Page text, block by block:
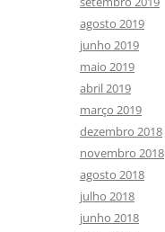
agosto 2019
junho 2019
maio 2019
abril 2019
março 2019
dezembro 2018
novembro 2018
agosto 2018
julho 2018
junho 2018